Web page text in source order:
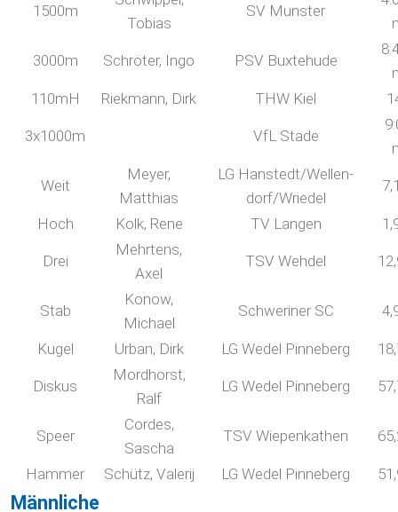
1500m
Tobias
SV Munster
3000m Schröter, Ingo PSV Buxtehude
110mH
Riekmann, Dirk THW Kiel
3x1000m VfL Stade
Weit
Meyer,
Matthias
LG Hanstedt/Wellen-
dorf/Wriedel
Hoch Kolk, Rene TV Langen
Drei
Mehrtens,
Axel
TSV Wehdel
Stab
Konow,
Michael
Schweriner SC
Kugel Urban, Dirk LG Wedel Pinneberg
Diskus
Mordhorst,
Ralf
LG Wedel Pinneberg
Speer
Cordes,
Sascha
TSV Wiepenkathen
Hammer Schütz, Valerij LG Wedel Pinneberg
Männliche